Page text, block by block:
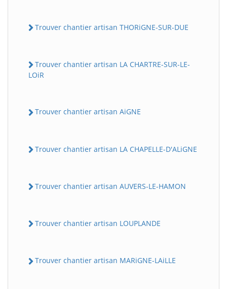
Trouver chantier artisan THORiGNE-SUR-DUE
Trouver chantier artisan LA CHARTRE-SUR-LE-
LOiR
Trouver chantier artisan AiGNE
Trouver chantier artisan LA CHAPELLE-D'ALiGNE
Trouver chantier artisan AUVERS-LE-HAMON
Trouver chantier artisan LOUPLANDE
Trouver chantier artisan MARiGNE-LAiLLE